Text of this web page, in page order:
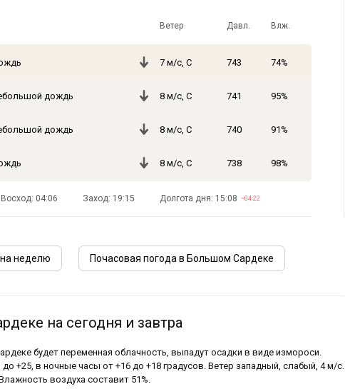
Ветер Давл. Влж.
7 м/с, С 743 74%
дождь 8 м/с, С 741 95%
дождь 8 м/с, С 740 91%
8 м/с, С 738 98%
Восход: 04:06 Заход: 19:15 Долгота дня: 15:08 −04:22
неделю Почасовая погода в Большом Сардеке
на сегодня и завтра
будет переменная облачность, выпадут осадки в виде измороси.
+25, в ночные часы от +16 до +18 градусов. Ветер западный, слабый, 4 м/с.
воздуха составит 51%.